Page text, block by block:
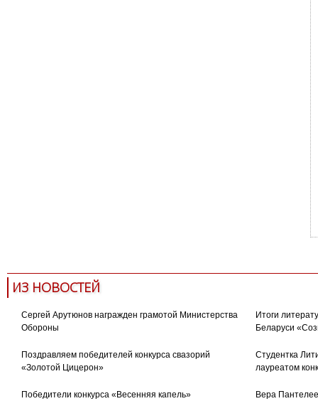
ИЗ НОВОСТЕЙ
Сергей Арутюнов награжден грамотой Министерства
Обороны
Итоги
Беларуси
Поздравляем победителей конкурса свазорий
«Золотой Цицерон»
Студентка
лауреатом
Победители конкурса «Весенняя капель»
Вера